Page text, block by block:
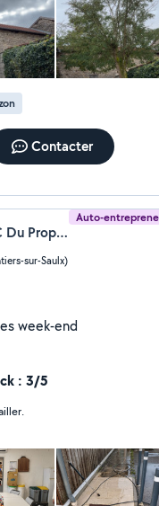
Contacter
Auto-
Steven Asselain (C Du Propre)
sur-Saulx)
week-end
: 3/5